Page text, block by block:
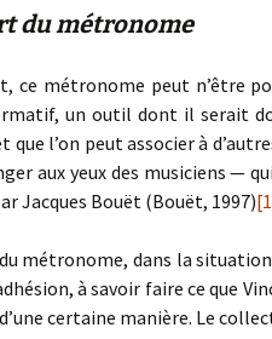
du métronome
ce métronome peut n’être
un outil dont il serait
l’on peut associer à
aux yeux des musiciens —
Jacques Bouët (Bouët, 1997)
métronome, dans la
à savoir faire ce que
certaine manière. Le